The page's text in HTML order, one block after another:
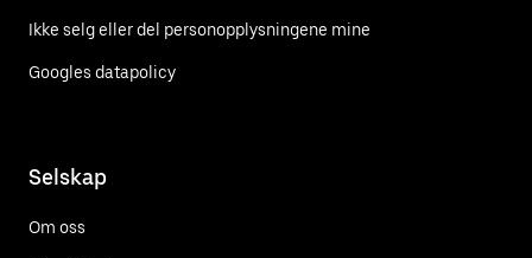
Ikke selg eller del personopplysningene mine
Googles datapolicy
Selskap
Om oss